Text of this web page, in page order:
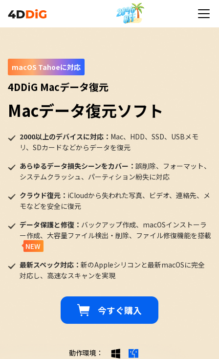
macOS Tahoeに対応
4DDiG Macデータ復元
Macデータ復元ソフト
2000以上のデバイスに対応： Mac、HDD、SSD、USBメモ
リ、SDカードなどからデータを復元
あらゆるデータ損失シーンをカバー： 誤削除、フォーマット、
システムクラッシュ、パーティション紛失に対応
クラウド復元： iCloudから失われた写真、ビデオ、連絡先、メ
モなどを安全に復元
データ保護と修復： バックアップ作成、macOSインストーラ
ー作成、大容量ファイル検出・削除、ファイル修復機能を搭載
NEW
最新スペック対応： 新のAppleシリコンと最新macOSに完全
対応し、高速なスキャンを実現
今すぐ購入
動作環境：